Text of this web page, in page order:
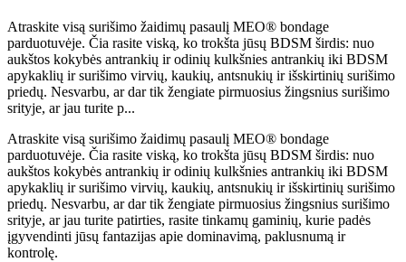
Atraskite visą surišimo žaidimų pasaulį MEO® bondage
parduotuvėje. Čia rasite viską, ko trokšta jūsų BDSM širdis: nuo
aukštos kokybės antrankių ir odinių kulkšnies antrankių iki BDSM
apykaklių ir surišimo virvių, kaukių, antsnukių ir išskirtinių surišimo
priedų. Nesvarbu, ar dar tik žengiate pirmuosius žingsnius surišimo
srityje, ar jau turite p...
Atraskite visą surišimo žaidimų pasaulį MEO® bondage
parduotuvėje. Čia rasite viską, ko trokšta jūsų BDSM širdis: nuo
aukštos kokybės antrankių ir odinių kulkšnies antrankių iki BDSM
apykaklių ir surišimo virvių, kaukių, antsnukių ir išskirtinių surišimo
priedų. Nesvarbu, ar dar tik žengiate pirmuosius žingsnius surišimo
srityje, ar jau turite patirties, rasite tinkamų gaminių, kurie padės
įgyvendinti jūsų fantazijas apie dominavimą, paklusnumą ir
kontrolę.